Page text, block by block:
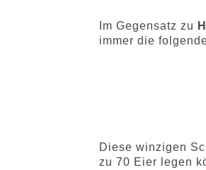
Im Gegensatz zu
immer die
Diese winzigen
zu 70 Eier legen